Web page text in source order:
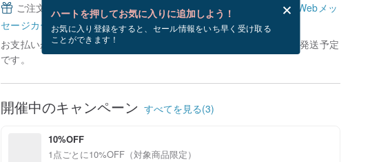
ハートを押してお気に入りに追加しよう！
お気に入り登録をすると、セール情報をいち早く受け取る
ことができます！
ご注文完了後、無料でWebメッセージカードを作成できます。
Webメッ
セージカードとは？
お支払いが確認できてから、ショップの休日を除く 5 営業日以内に発送予定
です。
開催中のキャンペーン すべてを見る(3)
10%OFF
1点ごとに10%OFF（対象商品限定）